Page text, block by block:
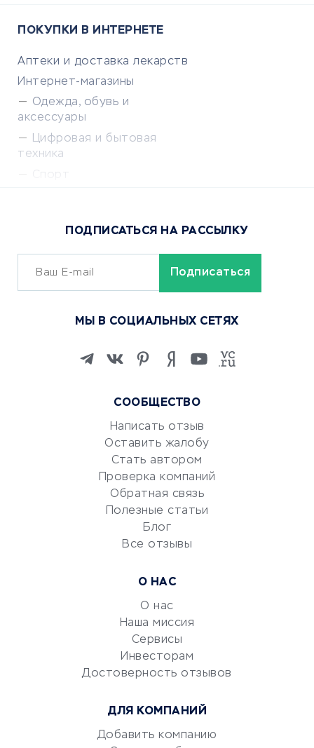
ПОКУПКИ В ИНТЕРНЕТЕ
Аптеки и доставка лекарств
Интернет-магазины
Одежда, обувь и
аксессуары
Цифровая и бытовая
техника
Сервисы доставки
ОБУЧЕНИЕ И РАБОТА
Изучение иностранных
Маркетинг и продажи
Репетиторство
Красота и здоровье
Сервисы по поиску работы
Сетевой маркетинг
УСЛУГИ ДЛЯ БИЗНЕСА
документооборот
Консалтинговые компании
Аудиторские компании
СООБЩЕСТВО
Написать отзыв
Оставить жалобу
Стать автором
Проверка компаний
Обратная связь
Полезные статьи
Блог
Все отзывы
О НАС
О нас
Наша миссия
Сервисы
Инвесторам
Достоверность отзывов
ДЛЯ КОМПАНИЙ
Добавить компанию
ПОДПИСАТЬСЯ НА РАССЫЛКУ
МЫ В СОЦИАЛЬНЫХ СЕТЯХ